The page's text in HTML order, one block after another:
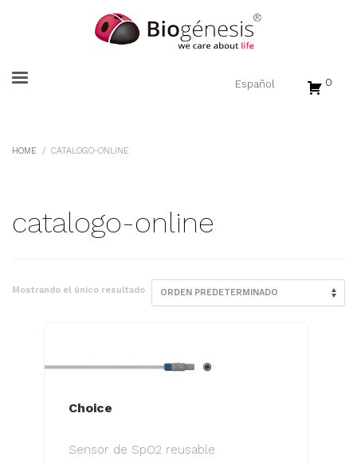
0
HOME CATALOGO-ONLINE
catalogo-online
Mostrando el único resultado
Choice
Sensor de SpO2 reusable